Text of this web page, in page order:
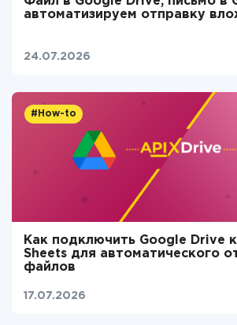
автоматизируем отправку
24.07.2026
#How-to
Как подключить Google Drive
Sheets для автоматического
файлов
17.07.2026